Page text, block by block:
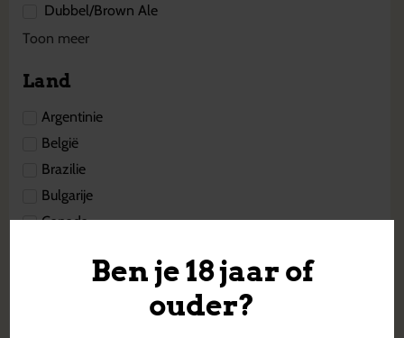
Ben je 18 jaar of
ouder?
Dubbel/Brown Ale
Toon meer
Land
Argentinie
België
Brazilie
Bulgarije
Canada
Denemarken